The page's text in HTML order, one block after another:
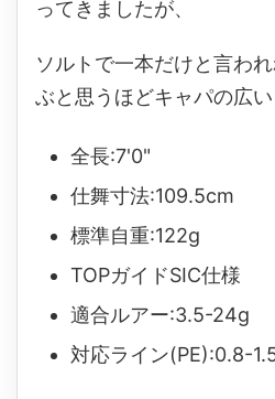
ってきましたが、
ソルトで一本だけと言わ
ぶと思うほどキャパの広い
全長:7'0"
仕舞寸法:109.5cm
標準自重:122g
TOPガイドSIC仕様
適合ルアー:3.5-24g
対応ライン(PE):0.8-